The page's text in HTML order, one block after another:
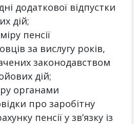
додаткової відпустки
дій;
пенсії
за вислугу років,
законодавством
дій;
органами
про заробітну
пенсії у зв’язку із